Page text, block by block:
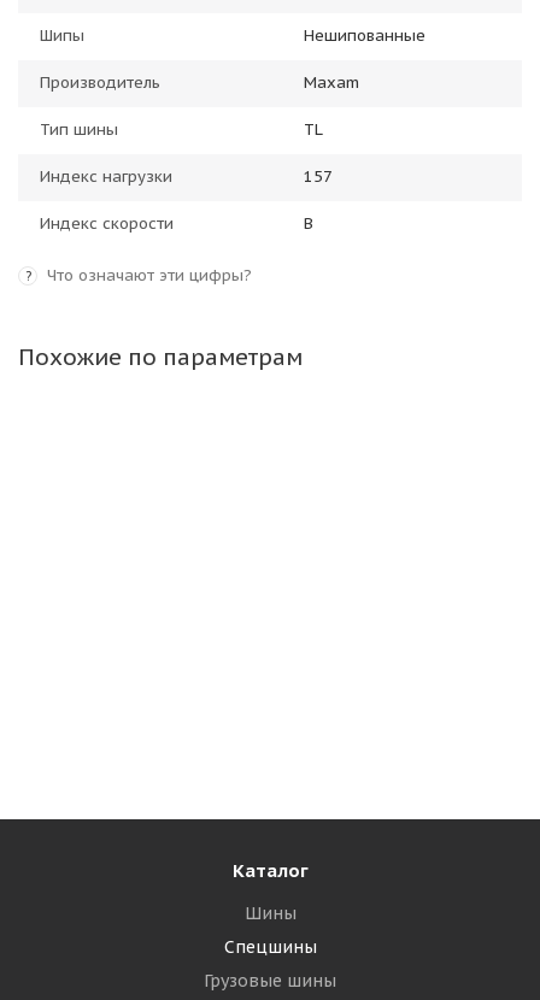
Шипы Нешипованные
Производитель Maxam
Тип шины TL
Индекс нагрузки 157
Индекс скорости B
? Что означают эти цифры?
Похожие по параметрам
Каталог
Шины
Спецшины
Грузовые шины